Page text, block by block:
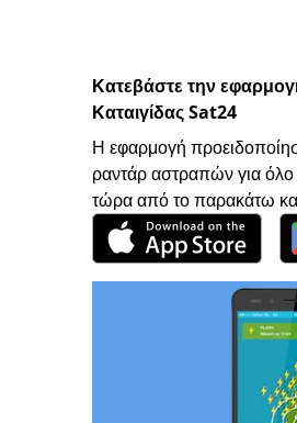
Κατεβάστε την
Καταιγίδας Sat24
Η εφαρμογή
ραντάρ αστραπών για
τώρα από το παρακάτω